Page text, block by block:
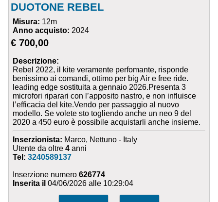
DUOTONE REBEL
Misura: 12m
Anno acquisto: 2024
€ 700,00
Descrizione:
Rebel 2022, il kite veramente perfomante, risponde
benissimo ai comandi, ottimo per big Air e free ride.
leading edge sostituita a gennaio 2026.Presenta 3
microfori riparari con l’apposito nastro, e non influisce
l’efficacia del kite.Vendo per passaggio al nuovo
modello. Se volete sto togliendo anche un neo 9 del
2020 a 450 euro è possibile acquistarli anche insieme.
Inserzionista: Marco, Nettuno - Italy
Utente da oltre4 anni
Tel:3240589137
Inserzione numero626774
Inserita il 04/06/2026 alle 10:29:04